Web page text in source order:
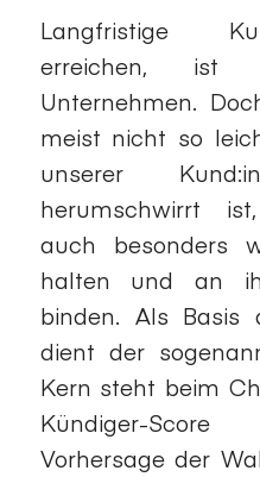
Langfristige
erreichen,
Unternehmen.
meist nicht so
unserer
herumschwirrt
auch besonders
halten und an
binden. Als Basis
dient der
Kern steht beim
Kündiger-
Vorhersage der